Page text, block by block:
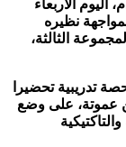
اليوم الأربعاء
نظيره
الثالثة،
تدريبية تحضيرا
عموتة، على وضع